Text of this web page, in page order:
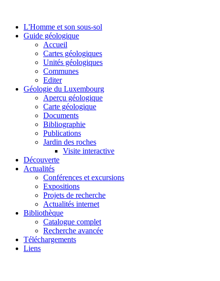
L'Homme et son sous-sol
Guide géologique
Accueil
Cartes géologiques
Unités géologiques
Communes
Editer
Géologie du Luxembourg
Aperçu géologique
Carte géologique
Documents
Bibliographie
Publications
Jardin des roches
Visite interactive
Découverte
Actualités
Conférences et excursions
Expositions
Projets de recherche
Actualités internet
Bibliothèque
Catalogue complet
Recherche avancée
Téléchargements
Liens